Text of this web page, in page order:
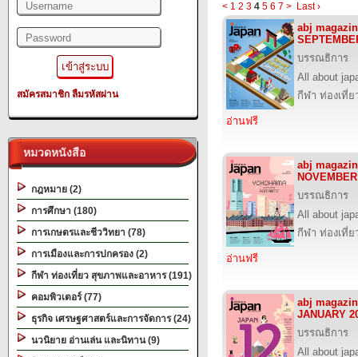
สมัครสมาชิก ลืมรหัสผ่าน
หมวดหนังสือ
กฎหมาย (2)
การศึกษา (180)
การเกษตรและชีววิทยา (78)
การเมืองและการปกครอง (2)
กีฬา ท่องเที่ยว สุขภาพและอาหาร (191)
คอมพิวเตอร์ (77)
ธุรกิจ เศรษฐศาสตร์และการจัดการ (24)
นวนิยาย อ่านเล่น และนิทาน (9)
< 1 2 3 4 5 6 7 > Last ›
abj
บรรณธิการ
All about
กีฬา ท่องเที่
อ่านฟรี
abj
บรรณธิการ
All about
กีฬา ท่องเที่
อ่านฟรี
abj
JANUARY
บรรณธิการ
All about